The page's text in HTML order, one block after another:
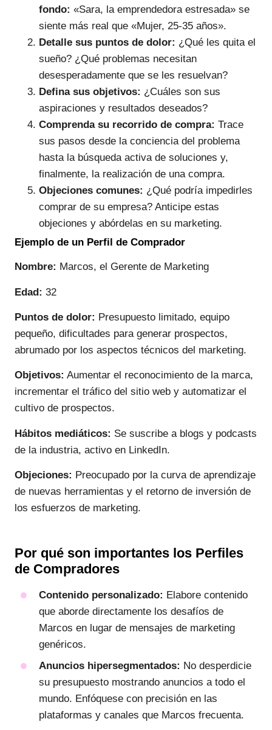
fondo: «Sara, la emprendedora estresada» se
siente más real que «Mujer, 25-35 años».
Detalle sus puntos de dolor: ¿Qué les quita el
sueño? ¿Qué problemas necesitan
desesperadamente que se les resuelvan?
Defina sus objetivos: ¿Cuáles son sus
aspiraciones y resultados deseados?
Comprenda su recorrido de compra: Trace
sus pasos desde la conciencia del problema
hasta la búsqueda activa de soluciones y,
finalmente, la realización de una compra.
Objeciones comunes: ¿Qué podría impedirles
comprar de su empresa? Anticipe estas
objeciones y abórdelas en su marketing.
Ejemplo de un Perfil de Comprador
Nombre: Marcos, el Gerente de Marketing
Edad: 32
Puntos de dolor: Presupuesto limitado, equipo
pequeño, dificultades para generar prospectos,
abrumado por los aspectos técnicos del marketing.
Objetivos: Aumentar el reconocimiento de la marca,
incrementar el tráfico del sitio web y automatizar el
cultivo de prospectos.
Hábitos mediáticos: Se suscribe a blogs y podcasts
de la industria, activo en LinkedIn.
Objeciones: Preocupado por la curva de aprendizaje
de nuevas herramientas y el retorno de inversión de
los esfuerzos de marketing.
Por qué son importantes los Perfiles
de Compradores
Contenido personalizado: Elabore contenido
que aborde directamente los desafíos de
Marcos en lugar de mensajes de marketing
genéricos.
Anuncios hipersegmentados: No desperdicie
su presupuesto mostrando anuncios a todo el
mundo. Enfóquese con precisión en las
plataformas y canales que Marcos frecuenta.